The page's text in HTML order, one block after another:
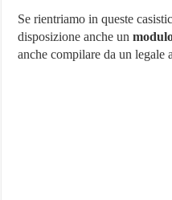
Se rientriamo in queste
disposizione anche un
anche compilare da un legale